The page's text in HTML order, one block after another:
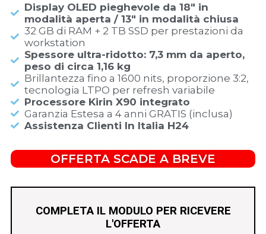
Display OLED pieghevole da 18″ in
modalità aperta / 13″ in modalità chiusa
32 GB di RAM + 2 TB SSD per prestazioni da
workstation
Spessore ultra-ridotto: 7,3 mm da aperto,
peso di circa 1,16 kg
Brillantezza fino a 1600 nits, proporzione 3:2,
tecnologia LTPO per refresh variabile
Processore Kirin X90 integrato
Garanzia Estesa a 4 anni GRATIS (inclusa)
Assistenza Clienti In Italia H24
OFFERTA SCADE A BREVE
COMPLETA IL MODULO PER RICEVERE
L'OFFERTA